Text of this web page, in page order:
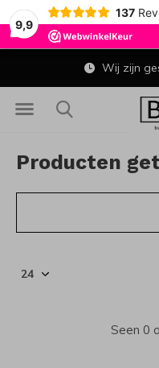
9,9
137
Wij zijn
Producten
Seen 0